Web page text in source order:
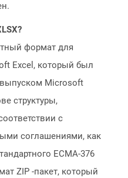
формат для
Excel, который был
Microsoft
структуры,
с
соглашениями, как
ECMA-376
ZIP -пакет, который